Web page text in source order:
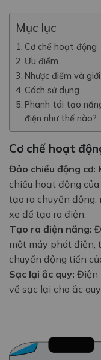
Mục lục
Cơ chế hoạt động
Ưu điểm
Nhược điểm và
Cách sử dụng
Phanh tái tạo
điện như thế nào?
Cơ chế hoạt
Đảo chiều động cơ:
chiều hoạt động
tạo ra chuyển động,
xe để tạo ra điện.
Tạo ra điện năng:
một máy phát điện,
chuyển động tiến
Sạc lại ắc quy: Điện
về sạc lại cho ắc quy